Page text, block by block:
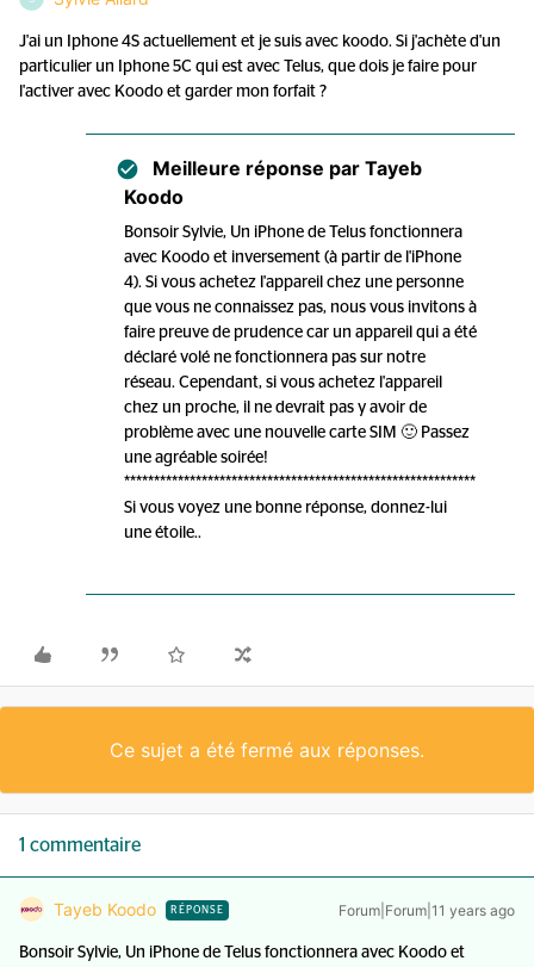
J'ai un Iphone 4S actuellement et je suis avec koodo. Si j'achète d'un
particulier un Iphone 5C qui est avec Telus, que dois je faire pour
l'activer avec Koodo et garder mon forfait ?
Meilleure réponse par Tayeb
Koodo
Bonsoir Sylvie, Un iPhone de Telus fonctionnera
avec Koodo et inversement (à partir de l'iPhone
4). Si vous achetez l'appareil chez une personne
que vous ne connaissez pas, nous vous invitons à
faire preuve de prudence car un appareil qui a été
déclaré volé ne fonctionnera pas sur notre
réseau. Cependant, si vous achetez l'appareil
chez un proche, il ne devrait pas y avoir de
problème avec une nouvelle carte SIM 🙂 Passez
une agréable soirée!
***********************************************************
Si vous voyez une bonne réponse, donnez-lui
une étoile..
Ce sujet a été fermé aux réponses.
1 commentaire
Tayeb Koodo RÉPONSE Forum|Forum|11 years ago
Bonsoir Sylvie, Un iPhone de Telus fonctionnera avec Koodo et